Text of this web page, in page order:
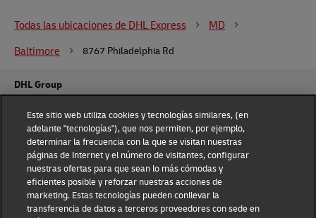
Todas las ubicaciones de DHL Express
MD
Baltimore
8767 Philadelphia Rd
DHL Group
Fraud Awareness Legal Notice
Terms of Use Privacy Notice
Dispute Resolution Accessibility
Este sitio web utiliza cookies y tecnologías similares, (en
adelante "tecnologías"), que nos permiten, por ejemplo,
determinar la frecuencia con la que se visitan nuestras
páginas de Internet y el número de visitantes, configurar
nuestras ofertas para que sean lo más cómodas y
eficientes posible y reforzar nuestras acciones de
marketing. Estas tecnologías pueden conllevar la
transferencia de datos a terceros proveedores con sede en